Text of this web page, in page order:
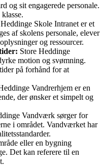
og sit engagerede personale.
Skole Intranet er et
af skolens personale, elever
og ressourcer.
Store Heddinge
motion og svømning.
på forhånd for at
Vandrerhjem er en
der ønsker et simpelt og
Vandværk sørger for
i området. Vandværket har
eller en bygning
Det kan referere til en